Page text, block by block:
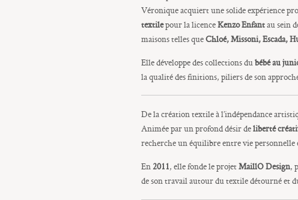
Véronique acquiert une solide expérience
textilepour la licenceKenzo Enfantau sein
maisons telles queChloé, Missoni, Escada,
Elle développe des collections dubébé au
la qualité des finitions, piliers de son
De la création textile à l’indépendance
Animée par un profond désir deliberté
recherche un équilibre entre vie
En2011, elle fonde le projetMaillO Design,
de son travail autour du textile détourné et